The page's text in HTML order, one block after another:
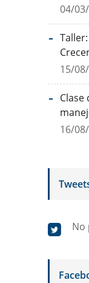
04/
15/
Clase
16/
No